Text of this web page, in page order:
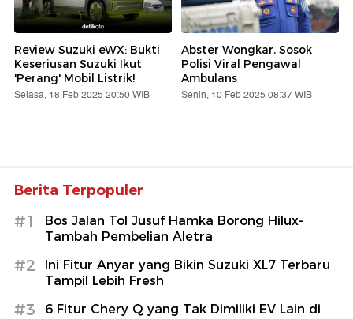
Review Suzuki eWX: Bukti
Keseriusan Suzuki Ikut
'Perang' Mobil Listrik!
Selasa, 18 Feb 2025 20:50 WIB
Abster Wongkar, Sosok
Polisi Viral Pengawal
Ambulans
Senin, 10 Feb 2025 08:37 WIB
Berita Terpopuler
#1
Bos Jalan Tol Jusuf Hamka Borong Hilux-
Tambah Pembelian Aletra
#2
Ini Fitur Anyar yang Bikin Suzuki XL7 Terbaru
Tampil Lebih Fresh
#3
6 Fitur Chery Q yang Tak Dimiliki EV Lain di